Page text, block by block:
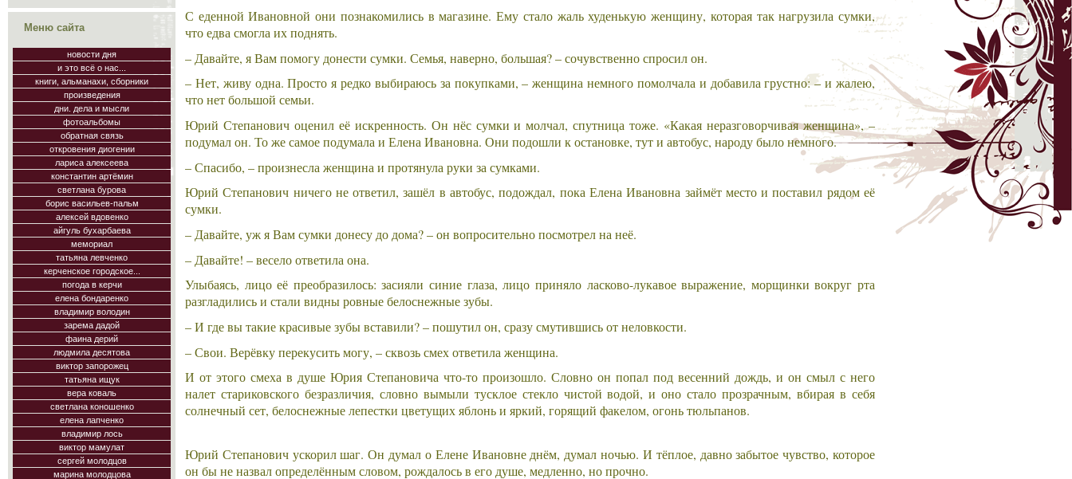
Меню сайта
новости дня
и это всё о нас...
книги, альманахи, сборники
произведения
дни. дела и мысли
фотоальбомы
обратная связь
откровения диогении
лариса алексеева
константин артёмин
светлана бурова
борис васильев-пальм
алексей вдовенко
айгуль бухарбаева
мемориал
татьяна левченко
керченское городское...
погода в керчи
елена бондаренко
владимир володин
зарема дадой
фаина дерий
людмила десятова
виктор запорожец
татьяна ищук
вера коваль
светлана коношенко
елена лапченко
владимир лось
виктор мамулат
сергей молодцов
марина молодцова
С еденной Ивановной они познакомились в магазине. Ему стало жаль худенькую женщину, которая так нагрузила сумки,
что едва смогла их поднять.
– Давайте, я Вам помогу донести сумки. Семья, наверно, большая? – сочувственно спросил он.
– Нет, живу одна. Просто я редко выбираюсь за покупками, – женщина немного помолчала и добавила грустно: – и жалею,
что нет большой семьи.
Юрий Степанович оценил её искренность. Он нёс сумки и молчал, спутница тоже. «Какая неразговорчивая женщина», –
подумал он. То же самое подумала и Елена Ивановна. Они подошли к остановке, тут и автобус, народу было немного.
– Спасибо, – произнесла женщина и протянула руки за сумками.
Юрий Степанович ничего не ответил, зашёл в автобус, подождал, пока Елена Ивановна займёт место и поставил рядом её
сумки.
– Давайте, уж я Вам сумки донесу до дома? – он вопросительно посмотрел на неё.
– Давайте! – весело ответила она.
Улыбаясь, лицо её преобразилось: засияли синие глаза, лицо приняло ласково-лукавое выражение, морщинки вокруг рта
разгладились и стали видны ровные белоснежные зубы.
– И где вы такие красивые зубы вставили? – пошутил он, сразу смутившись от неловкости.
– Свои. Верёвку перекусить могу, – сквозь смех ответила женщина.
И от этого смеха в душе Юрия Степановича что-то произошло. Словно он попал под весенний дождь, и он смыл с него
налет стариковского безразличия, словно вымыли тусклое стекло чистой водой, и оно стало прозрачным, вбирая в себя
солнечный сет, белоснежные лепестки цветущих яблонь и яркий, горящий факелом, огонь тюльпанов.
Юрий Степанович ускорил шаг. Он думал о Елене Ивановне днём, думал ночью. И тёплое, давно забытое чувство, которое
он бы не назвал определённым словом, рождалось в его душе, медленно, но прочно.